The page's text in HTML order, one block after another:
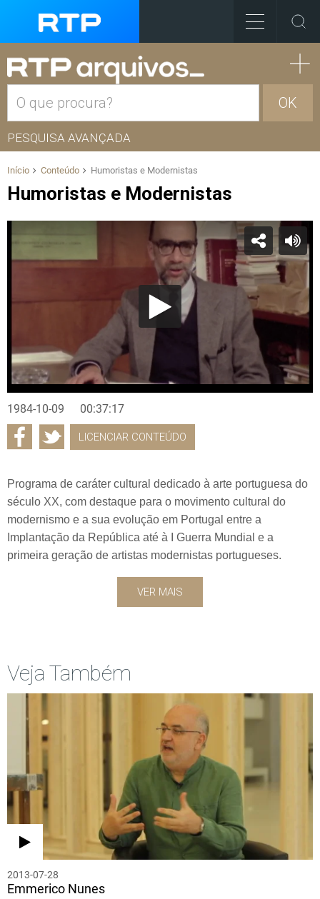
OK
PESQUISA AVANÇADA
Início Conteúdo Humoristas e Modernistas
Humoristas e Modernistas
1984-10-09 00:37:17
LICENCIAR CONTEÚDO
Programa de caráter cultural dedicado à arte portuguesa do
século XX, com destaque para o movimento cultural do
modernismo e a sua evolução em Portugal entre a
Implantação da República até à I Guerra Mundial e a
primeira geração de artistas modernistas portugueses.
VER MAIS
Veja Também
2013-07-28
Emmerico Nunes